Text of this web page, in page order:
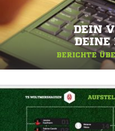
DEIN
DEINE
BERICHTE